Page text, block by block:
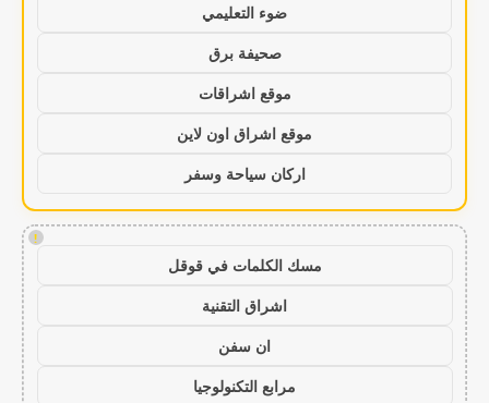
ضوء التعليمي
صحيفة برق
موقع اشراقات
موقع اشراق اون لاين
اركان سياحة وسفر
!
مسك الكلمات في قوقل
اشراق التقنية
ان سفن
مرابع التكنولوجيا